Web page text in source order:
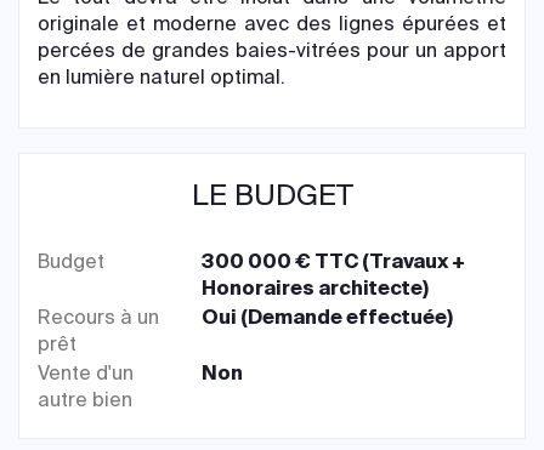
originale et moderne avec des lignes épurées et
percées de grandes baies-vitrées pour un apport
en lumière naturel optimal.
LE BUDGET
Budget
300 000 € TTC (Travaux +
Honoraires architecte)
Recours à un
prêt
Oui (Demande effectuée)
Vente d'un
autre bien
Non